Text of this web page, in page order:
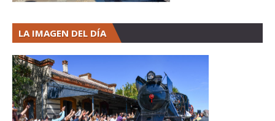
LA IMAGEN DEL DÍA